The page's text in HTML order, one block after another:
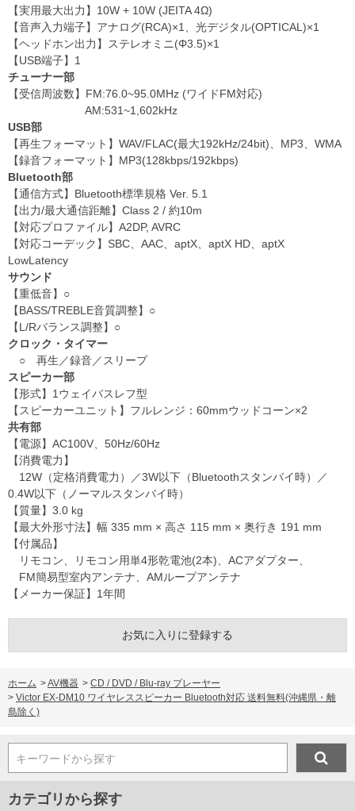
【実用最大出力】10W + 10W (JEITA 4Ω)
【音声入力端子】アナログ(RCA)×1、光デジタル(OPTICAL)×1
【ヘッドホン出力】ステレオミニ(Φ3.5)×1
【USB端子】1
チューナー部
【受信周波数】FM:76.0~95.0MHz (ワイドFM対応)
AM:531~1,602kHz
USB部
【再生フォーマット】WAV/FLAC(最大192kHz/24bit)、MP3、WMA
【録音フォーマット】MP3(128kbps/192kbps)
Bluetooth部
【通信方式】Bluetooth標準規格 Ver. 5.1
【出力/最大通信距離】Class 2 / 約10m
【対応プロファイル】A2DP, AVRC
【対応コーデック】SBC、AAC、aptX、aptX HD、aptX
LowLatency
サウンド
【重低音】○
【BASS/TREBLE音質調整】○
【L/Rバランス調整】○
クロック・タイマー
○ 再生／録音／スリープ
スピーカー部
【形式】1ウェイバスレフ型
【スピーカーユニット】フルレンジ：60mmウッドコーン×2
共有部
【電源】AC100V、50Hz/60Hz
【消費電力】
12W（定格消費電力）／3W以下（Bluetoothスタンバイ時）／
0.4W以下（ノーマルスタンバイ時）
【質量】3.0 kg
【最大外形寸法】幅 335 mm × 高さ 115 mm × 奥行き 191 mm
【付属品】
リモコン、リモコン用単4形乾電池(2本)、ACアダプター、
FM簡易型室内アンテナ、AMループアンテナ
【メーカー保証】1年間
お気に入りに登録する
ホーム >AV機器 > CD / DVD / Blu-ray プレーヤー
> Victor EX-DM10 ワイヤレススピーカー Bluetooth対応 送料無料(沖縄県・離
島除く)
キーワードから探す
カテゴリから探す